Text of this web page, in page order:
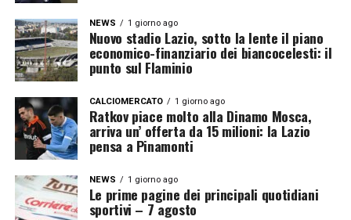
NEWS 1 giorno ago
Nuovo stadio Lazio, sotto la lente il piano
economico-finanziario dei biancocelesti: il
punto sul Flaminio
CALCIOMERCATO 1 giorno ago
Ratkov piace molto alla Dinamo Mosca,
arriva un’ offerta da 15 milioni: la Lazio
pensa a Pinamonti
NEWS 1 giorno ago
Le prime pagine dei principali quotidiani
sportivi – 7 agosto